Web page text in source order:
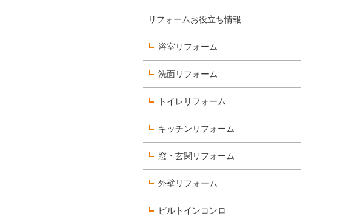
数字で見るヨコエネ
リフォームお役立ち情報
浴室リフォーム
洗面リフォーム
トイレリフォーム
キッチンリフォーム
窓・玄関リフォーム
外壁リフォーム
ビルトインコンロ